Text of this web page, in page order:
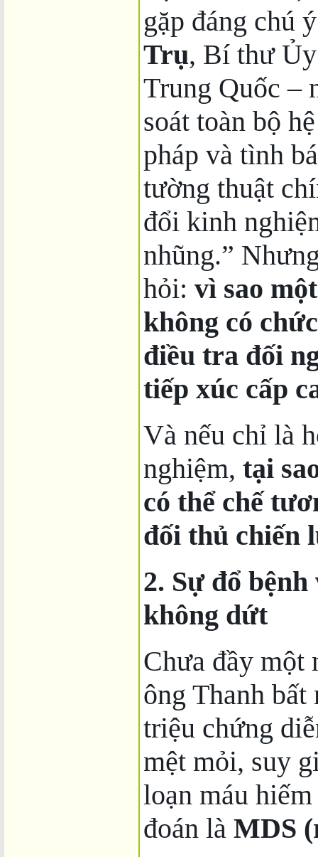
gặp đáng chú
Trụ, Bí thư
Trung Quốc –
soát toàn bộ
pháp và tình
tường thuật
đổi kinh
nhũng.”
hỏi: vì sao
không có
điều tra đối
tiếp xúc cấp
Và nếu chỉ là
nghiệm, tại
có thể chế
đối thủ chiến
2. Sự đổ
không dứt
Chưa đầy một
ông Thanh bất
triệu chứng
mệt mỏi, suy
loạn máu
đoán là MDS